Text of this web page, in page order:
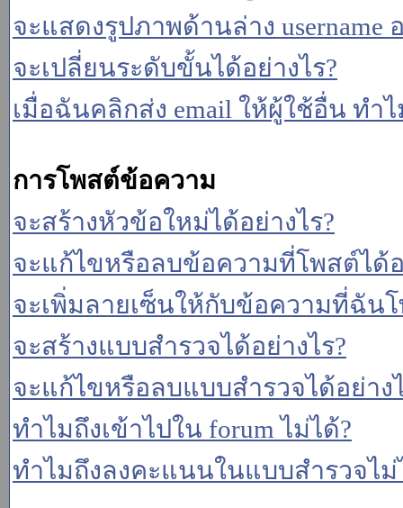
จะแสดงรูปภาพด้านล่าง username
จะเปลี่ยนระดับขั้นได้อย่างไร?
เมื่อฉันคลิกส่ง email ให้ผู้ใช้อื่น ทำ
การโพสต์ข้อความ
จะสร้างหัวข้อใหม่ได้อย่างไร?
จะแก้ไขหรือลบข้อความที่โพสต์ได้อ
จะเพิ่มลายเซ็นให้กับข้อความที่ฉันโ
จะสร้างแบบสำรวจได้อย่างไร?
จะแก้ไขหรือลบแบบสำรวจได้อย่าง
ทำไมถึงเข้าไปใน forum ไม่ได้?
ทำไมถึงลงคะแนนในแบบสำรวจไม่